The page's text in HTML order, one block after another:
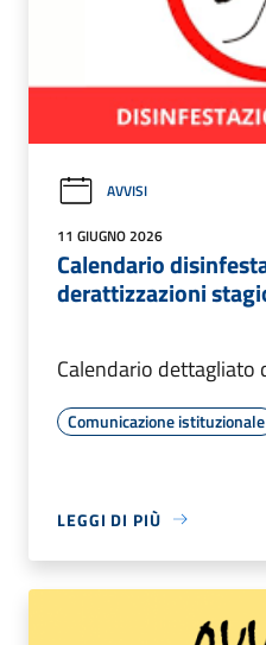
AVVISI
11 GIUGNO 2026
Calendario
derattizzazioni
Calendario dettagliato
Comunicazione istituzionale
LEGGI DI PIÙ